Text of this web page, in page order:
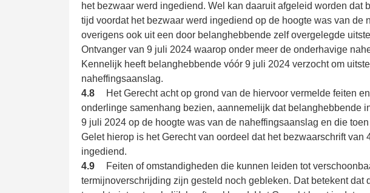
het bezwaar werd ingediend. Wel kan daaruit afgeleid worden dat
tijd voordat het bezwaar werd ingediend op de hoogte was van de
overigens ook uit een door belanghebbende zelf overgelegde
Ontvanger van 9 juli 2024 waarop onder meer de onderhavige
Kennelijk heeft belanghebbende vóór 9 juli 2024 verzocht om
naheffingsaanslag.
4.8
Het Gerecht acht op grond van de hiervoor vermelde feiten
onderlinge samenhang bezien, aannemelijk dat belanghebbende
9 juli 2024 op de hoogte was van de naheffingsaanslag en die
Gelet hierop is het Gerecht van oordeel dat het bezwaarschrift van
ingediend.
4.9
Feiten of omstandigheden die kunnen leiden tot
termijnoverschrijding zijn gesteld noch gebleken. Dat betekent dat